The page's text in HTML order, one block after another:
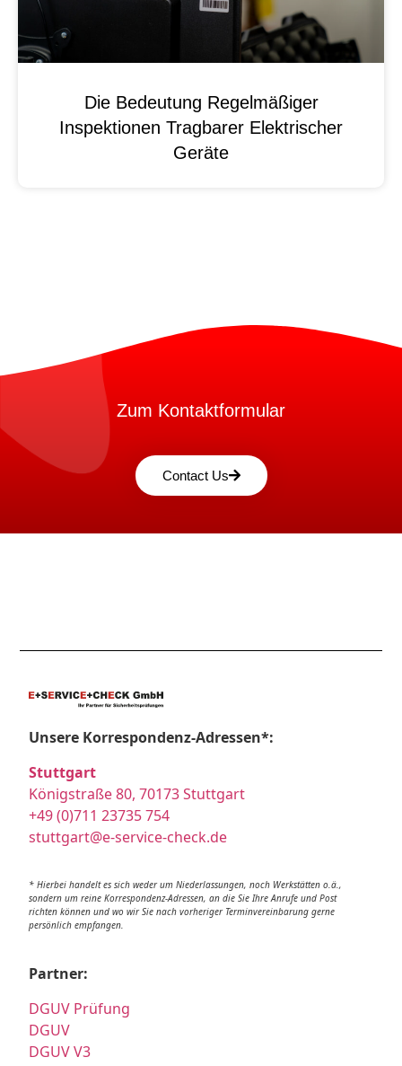
Die Bedeutung Regelmäßiger
Inspektionen Tragbarer Elektrischer
Geräte
Zum Kontaktformular
Contact Us
Unsere Korrespondenz-Adressen*:
Stuttgart
Königstraße 80, 70173 Stuttgart
+49 (0)711 23735 754
stuttgart@e-service-check.de
* Hierbei handelt es sich weder um Niederlassungen, noch Werkstätten o.ä.,
sondern um reine Korrespondenz-Adressen, an die Sie Ihre Anrufe und Post
richten können und wo wir Sie nach vorheriger Terminvereinbarung gerne
persönlich empfangen.
Partner:
DGUV Prüfung
DGUV
DGUV V3